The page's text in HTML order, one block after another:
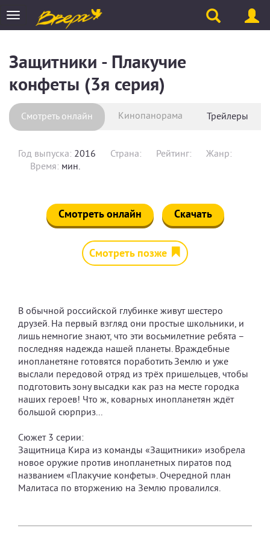
Toggle
navigation
Защитники - Плакучие
конфеты (3я серия)
Смотреть онлайн Кинопанорама Трейлеры
Год выпуска: 2016 Страна: Рейтинг:
Жанр:
Время: мин.
Смотреть онлайн Скачать
Смотреть позже
В обычной российской глубинке живут шестеро
друзей. На первый взгляд они простые школьники, и
лишь немногие знают, что эти восьмилетние ребята –
последняя надежда нашей планеты. Враждебные
инопланетяне готовятся поработить Землю и уже
выслали передовой отряд из трёх пришельцев, чтобы
подготовить зону высадки как раз на месте городка
наших героев! Что ж, коварных инопланетян ждёт
большой сюрприз...
Сюжет 3 серии:
Защитница Кира из команды «Защитники» изобрела
новое оружие против инопланетных пиратов под
названием «Плакучие конфеты». Очередной план
Малитаса по вторжению на Землю провалился.